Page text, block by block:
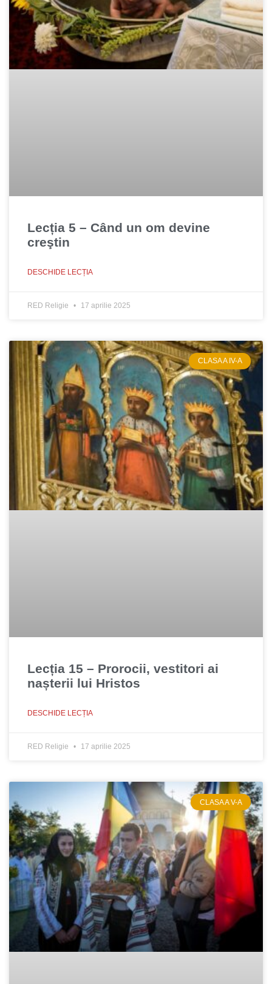
Lecția 5 – Când un om devine
creştin
DESCHIDE LECȚIA
RED Religie 17 aprilie 2025
CLASA A IV-A
Lecția 15 – Prorocii, vestitori ai
nașterii lui Hristos
DESCHIDE LECȚIA
RED Religie 17 aprilie 2025
CLASA A V-A